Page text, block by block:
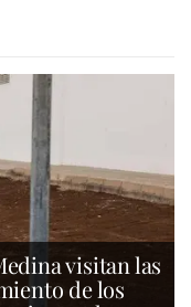
visitan las
de los